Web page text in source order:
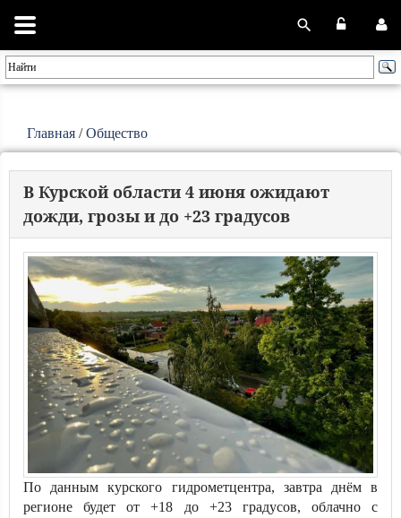
Главная /Общество
В Курской области 4 июня ожидают
дожди, грозы и до +23 градусов
По данным курского гидрометцентра, завтра днём в
регионе будет от +18 до +23 градусов, облачно с